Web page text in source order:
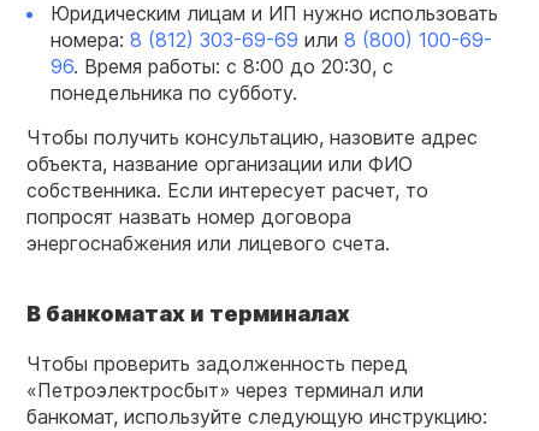
Юридическим лицам и ИП нужно использовать
номера: 8 (812) 303-69-69 или 8 (800) 100-69-
96. Время работы: с 8:00 до 20:30, с
понедельника по субботу.
Чтобы получить консультацию, назовите адрес
объекта, название организации или ФИО
собственника. Если интересует расчет, то
попросят назвать номер договора
энергоснабжения или лицевого счета.
В банкоматах и терминалах
Чтобы проверить задолженность перед
«Петроэлектросбыт» через терминал или
банкомат, используйте следующую инструкцию: